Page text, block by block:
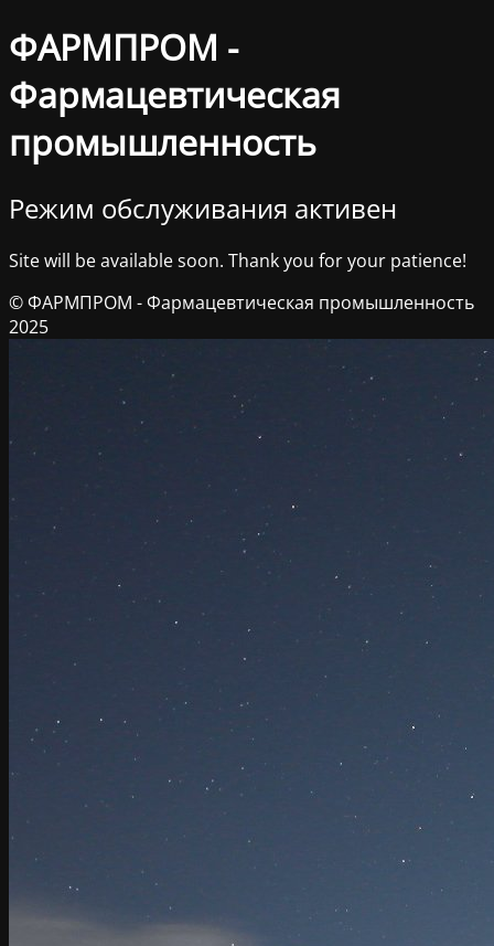
ФАРМПРОМ -
Фармацевтическая
промышленность
Режим обслуживания активен
Site will be available soon. Thank you for your patience!
© ФАРМПРОМ - Фармацевтическая промышленность
2025